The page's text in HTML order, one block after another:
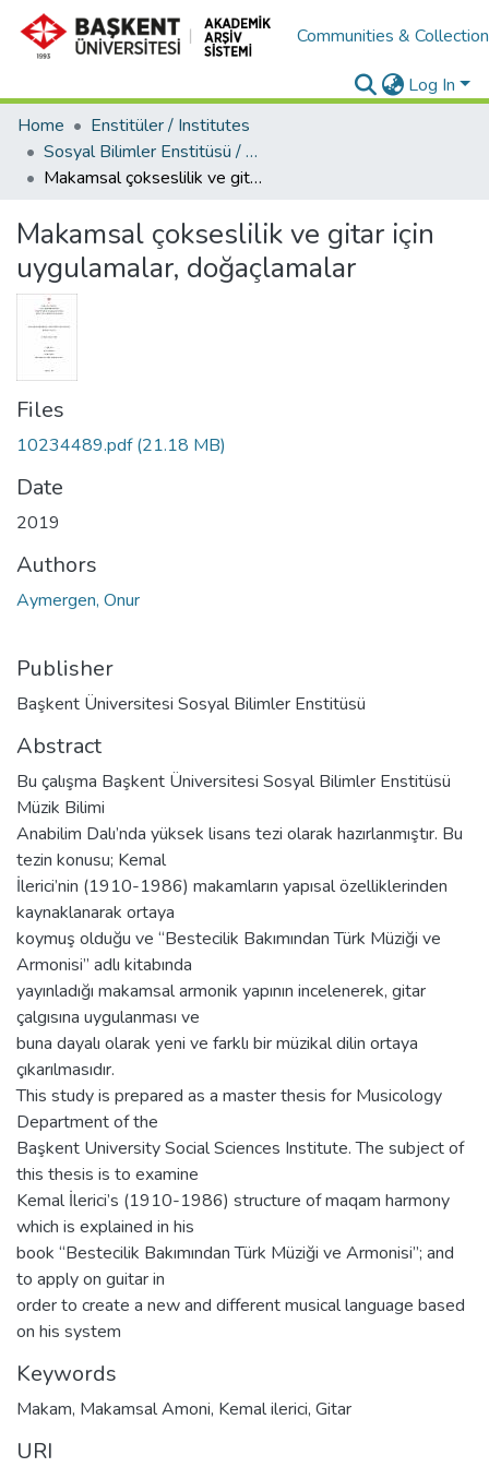
Communities &
Log In
Home
Enstitüler / Institutes
Sosyal Bilimler Enstitüsü / Social Sciences Institute
Makamsal çokseslilik ve gitar için uygulamalar, doğaçlamalar
Makamsal çokseslilik ve gitar için
uygulamalar, doğaçlamalar
Files
10234489.pdf(21.18 MB)
Date
2019
Authors
Aymergen, Onur
Publisher
Başkent Üniversitesi Sosyal Bilimler Enstitüsü
Abstract
Bu çalışma Başkent Üniversitesi Sosyal Bilimler Enstitüsü
Müzik Bilimi
Anabilim Dalı’nda yüksek lisans tezi olarak hazırlanmıştır. Bu
tezin konusu; Kemal
İlerici’nin (1910-1986) makamların yapısal özelliklerinden
kaynaklanarak ortaya
koymuş olduğu ve “Bestecilik Bakımından Türk Müziği ve
Armonisi” adlı kitabında
yayınladığı makamsal armonik yapının incelenerek, gitar
çalgısına uygulanması ve
buna dayalı olarak yeni ve farklı bir müzikal dilin ortaya
çıkarılmasıdır.
This study is prepared as a master thesis for Musicology
Department of the
Başkent University Social Sciences Institute. The subject of
this thesis is to examine
Kemal İlerici’s (1910-1986) structure of maqam harmony
which is explained in his
book “Bestecilik Bakımından Türk Müziği ve Armonisi”; and
to apply on guitar in
order to create a new and different musical language based
on his system
Keywords
Makam, Makamsal Amoni, Kemal ilerici, Gitar
URI